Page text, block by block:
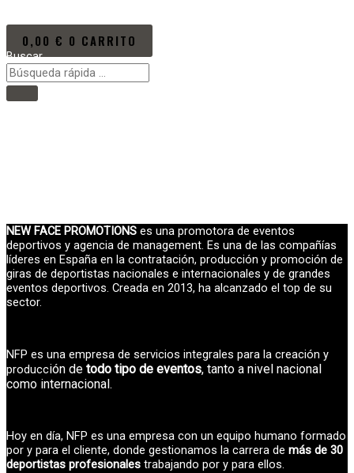
0,00 € 0 CARRITO
Buscar
NEW FACE PROMOTIONS es una promotora de eventos
deportivos y agencia de management. Es una de las compañías
líderes en España en la contratación, producción y promoción de
giras de deportistas nacionales e internacionales y de grandes
eventos deportivos. Creada en 2013, ha alcanzado el top de su
sector.
NFP es una empresa de servicios integrales para la creación y
producción de todo tipo de eventos, tanto a nivel nacional
como internacional.
Hoy en día, NFP es una empresa con un equipo humano formado
por y para el cliente, donde gestionamos la carrera de más de 30
deportistas profesionales trabajando por y para ellos.